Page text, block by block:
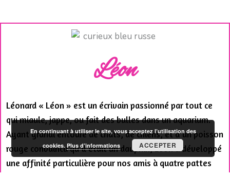
Léon
Léonard « Léon » est un écrivain passionné par tout ce
qui miaule, jappe, ou fait des bulles dans un aquarium.
Ayant grandi entouré de chats, de chiens, et d’un poisson
rouge convaincu qu’il était un dauphin, Léon a développé
une affinité particulière pour nos amis à quatre pattes
En continuant à utiliser le site, vous acceptez l’utilisation des
cookies.Plus d’informations ACCEPTER